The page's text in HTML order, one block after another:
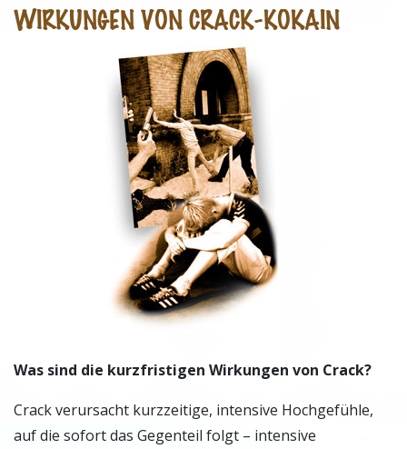
WIRKUNGEN VON CRACK-KOKAIN
Was sind die kurzfristigen Wirkungen von Crack?
Crack verursacht kurzzeitige, intensive Hochgefühle,
auf die sofort das Gegenteil folgt – intensive